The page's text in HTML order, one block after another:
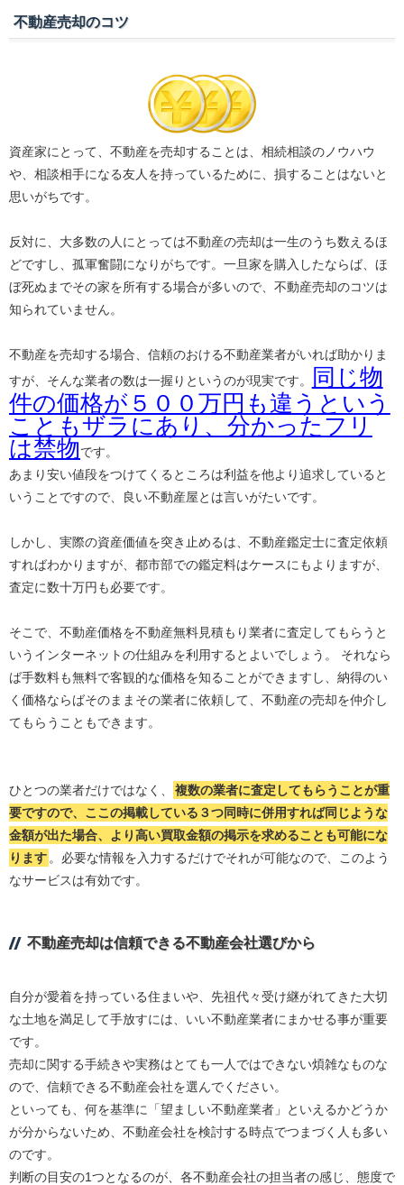
不動産売却のコツ
資産家にとって、不動産を売却することは、相続相談のノウハウ
や、相談相手になる友人を持っているために、損することはないと
思いがちです。
反対に、大多数の人にとっては不動産の売却は一生のうち数えるほ
どですし、孤軍奮闘になりがちです。一旦家を購入したならば、ほ
ぼ死ぬまでその家を所有する場合が多いので、不動産売却のコツは
知られていません。
不動産を売却する場合、信頼のおける不動産業者がいれば助かりま
すが、そんな業者の数は一握りというのが現実です。
同じ物
件の価格が５００万円も違うという
こともザラにあり、分かったフリ
は禁物です。
あまり安い値段をつけてくるところは利益を他より追求していると
いうことですので、良い不動産屋とは言いがたいです。
しかし、実際の資産価値を突き止めるは、不動産鑑定士に査定依頼
すればわかりますが、都市部での鑑定料はケースにもよりますが、
査定に数十万円も必要です。
そこで、不動産価格を不動産無料見積もり業者に査定してもらうと
いうインターネットの仕組みを利用するとよいでしょう。 それなら
ば手数料も無料で客観的な価格を知ることができますし、納得のい
く価格ならばそのままその業者に依頼して、不動産の売却を仲介し
てもらうこともできます。
ひとつの業者だけではなく、
複数の業者に査定してもらうことが重
要ですので、ここの掲載している３つ同時に併用すれば同じような
金額が出た場合、より高い買取金額の掲示を求めることも可能にな
ります 。必要な情報を入力するだけでそれが可能なので、このよう
なサービスは有効です。
不動産売却は信頼できる不動産会社選びから
自分が愛着を持っている住まいや、先祖代々受け継がれてきた大切
な土地を満足して手放すには、いい不動産業者にまかせる事が重要
です。
売却に関する手続きや実務はとても一人ではできない煩雑なものな
ので、信頼できる不動産会社を選んでください。
といっても、何を基準に「望ましい不動産業者」といえるかどうか
が分からないため、不動産会社を検討する時点でつまづく人も多い
のです。
判断の目安の1つとなるのが、各不動産会社の担当者の感じ、態度で